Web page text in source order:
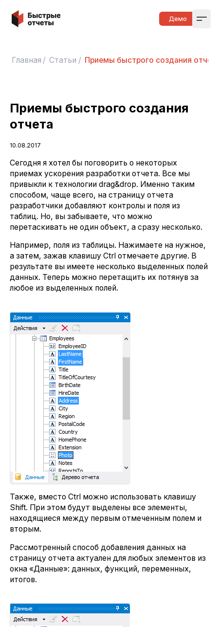
Быстрые отчеты Демо
Главная / Статьи / Приемы быстрого создания
Приемы быстрого создания
отчета
10.08.2017
Сегодня я хотел бы поговорить о некоторых
приемах ускорения разработки отчета. Все мы
привыкли к технологии drag&drop. Именно таким
способом, чаще всего, на страницу отчета
разработчики добавляют контролы и поля из
таблиц. Но, вы забываете, что можно
перетаскивать не один объект, а сразу несколько.
Например, поля из таблицы. Нажимаете на нужное,
а затем, зажав клавишу Ctrl отмечаете другие. В
результате вы имеете несколько выделенных полей
данных. Теперь можно перетащить их потянув за
любое из выделенных полей.
Также, вместо Ctrl можно использовать клавишу
Shift. При этом будут выделены все элементы,
находящиеся между первым отмеченным полем и
вторым.
Рассмотренный способ добавления данных на
страницу отчета актуален для любых элементов из
окна «Данные»: данных, функций, переменных,
итогов.